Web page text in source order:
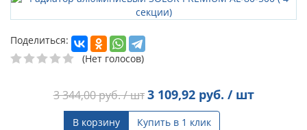
Поделиться:
(Нет голосов)
3 344,00руб. / шт 3 109,92руб. / шт
В корзину Купить в 1 клик